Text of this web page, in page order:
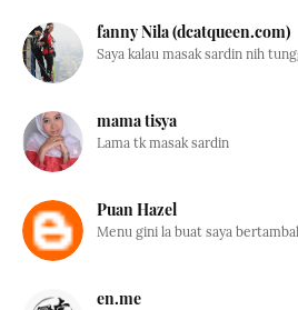
fanny Nila (dcatqueen.com)
Saya kalau masak sardin nih
mama tisya
Lama tk masak sardin
Puan Hazel
Menu gini la buat saya
en.me